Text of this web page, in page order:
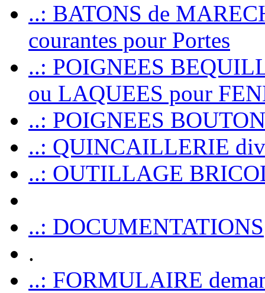
..: BATONS de
courantes pour Portes
..: POIGNEES
ou LAQUEES pour
..: POIGNEES
..: QUINCAILLERIE
..: OUTILLAGE
..: DOCUMENTATIONS
.
..: FORMULAIRE